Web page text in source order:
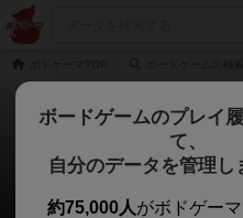
指輪物語 旅の仲間 ト
くろえさん
ボードゲームのプレイ
て、
自分のデータを管理し
約75,000人がボドゲーマ